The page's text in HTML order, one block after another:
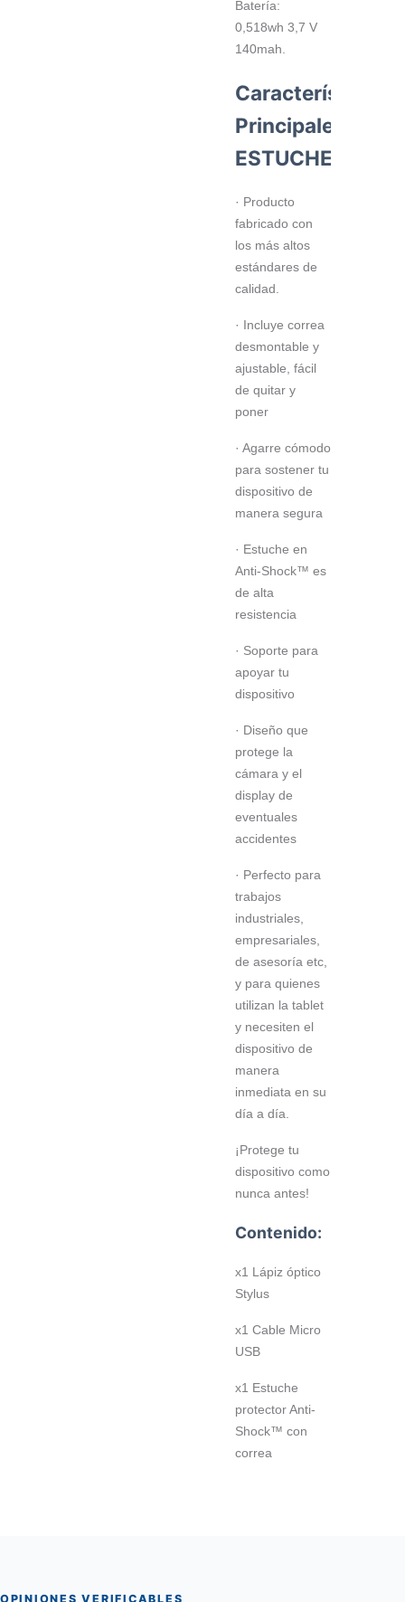
Batería:
0,518wh 3,7 V
140mah.
Características
Principales
ESTUCHE
· Producto
fabricado con
los más altos
estándares de
calidad.
· Incluye correa
desmontable y
ajustable, fácil
de quitar y
poner
· Agarre cómodo
para sostener tu
dispositivo de
manera segura
· Estuche en
Anti-Shock™ es
de alta
resistencia
· Soporte para
apoyar tu
dispositivo
· Diseño que
protege la
cámara y el
display de
eventuales
accidentes
· Perfecto para
trabajos
industriales,
empresariales,
de asesoría etc,
y para quienes
utilizan la tablet
y necesiten el
dispositivo de
manera
inmediata en su
día a día.
¡Protege tu
dispositivo como
nunca antes!
Contenido:
x1 Lápiz óptico
Stylus
x1 Cable Micro
USB
x1 Estuche
protector Anti-
Shock™ con
correa
OPINIONES VERIFICABLES